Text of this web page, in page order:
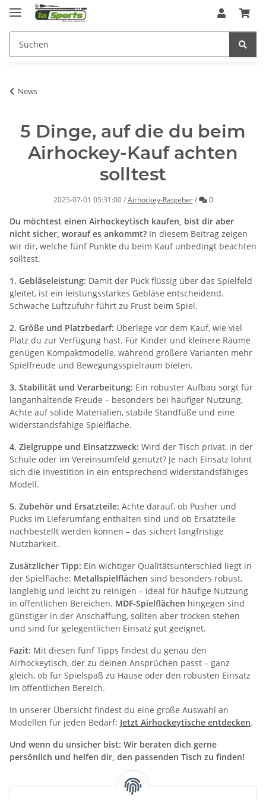
News
5 Dinge, auf die du beim
Airhockey-Kauf achten
solltest
2025-07-01 05:31:00 /Airhockey-Ratgeber / Kommentare
0
Du möchtest einen Airhockeytisch kaufen, bist dir aber
nicht sicher, worauf es ankommt? In diesem Beitrag zeigen
wir dir, welche fünf Punkte du beim Kauf unbedingt beachten
solltest.
1. Gebläseleistung: Damit der Puck flüssig über das Spielfeld
gleitet, ist ein leistungsstarkes Gebläse entscheidend.
Schwache Luftzufuhr führt zu Frust beim Spiel.
2. Größe und Platzbedarf: Überlege vor dem Kauf, wie viel
Platz du zur Verfügung hast. Für Kinder und kleinere Räume
genügen Kompaktmodelle, während größere Varianten mehr
Spielfreude und Bewegungsspielraum bieten.
3. Stabilität und Verarbeitung: Ein robuster Aufbau sorgt für
langanhaltende Freude – besonders bei häufiger Nutzung.
Achte auf solide Materialien, stabile Standfüße und eine
widerstandsfähige Spielfläche.
4. Zielgruppe und Einsatzzweck: Wird der Tisch privat, in der
Schule oder im Vereinsumfeld genutzt? Je nach Einsatz lohnt
sich die Investition in ein entsprechend widerstandsfähiges
Modell.
5. Zubehör und Ersatzteile: Achte darauf, ob Pusher und
Pucks im Lieferumfang enthalten sind und ob Ersatzteile
nachbestellt werden können – das sichert langfristige
Nutzbarkeit.
Zusätzlicher Tipp: Ein wichtiger Qualitätsunterschied liegt in
der Spielfläche: Metallspielflächen sind besonders robust,
langlebig und leicht zu reinigen – ideal für häufige Nutzung
in öffentlichen Bereichen. MDF-Spielflächen hingegen sind
günstiger in der Anschaffung, sollten aber trocken stehen
und sind für gelegentlichen Einsatz gut geeignet.
Fazit: Mit diesen fünf Tipps findest du genau den
Airhockeytisch, der zu deinen Ansprüchen passt – ganz
gleich, ob für Spielspaß zu Hause oder den robusten Einsatz
im öffentlichen Bereich.
In unserer Übersicht findest du eine große Auswahl an
Modellen für jeden Bedarf: Jetzt Airhockeytische entdecken.
Und wenn du unsicher bist: Wir beraten dich gerne
persönlich und helfen dir, den passenden Tisch zu finden!